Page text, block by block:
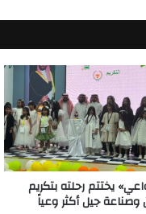
يختتم رحلته بتكريم
وصناعة جيل أكثر وعياً